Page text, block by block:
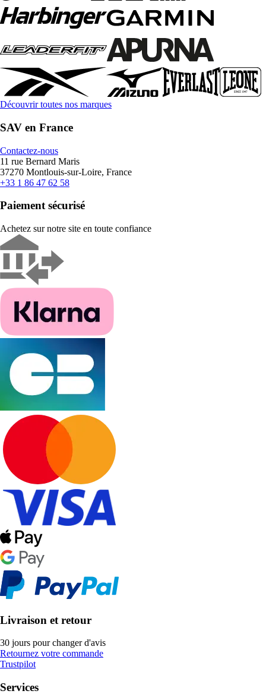
Découvrir toutes nos marques
SAV en France
Contactez-nous
11 rue Bernard Maris
37270 Montlouis-sur-Loire, France
+33 1 86 47 62 58
Paiement sécurisé
Achetez sur notre site en toute confiance
Livraison et retour
30 jours pour changer d'avis
Retournez votre commande
Trustpilot
Services